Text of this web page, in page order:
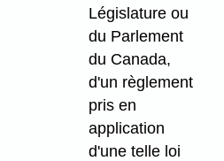
Législature ou
du Parlement
du Canada,
d'un règlement
pris en
application
d'une telle loi